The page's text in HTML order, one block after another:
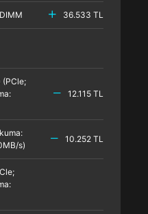
36.533 TL
(PCle;
12.115 TL
s)
10.252 TL